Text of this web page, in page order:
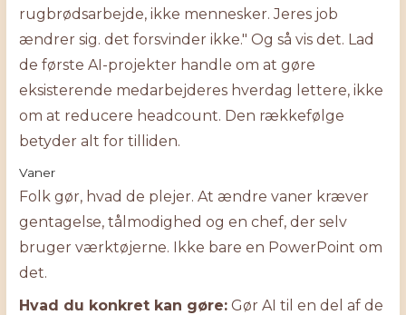
rugbrødsarbejde, ikke mennesker. Jeres job
ændrer sig. det forsvinder ikke." Og så vis det. Lad
de første AI-projekter handle om at gøre
eksisterende medarbejderes hverdag lettere, ikke
om at reducere headcount. Den rækkefølge
betyder alt for tilliden.
Vaner
Folk gør, hvad de plejer. At ændre vaner kræver
gentagelse, tålmodighed og en chef, der selv
bruger værktøjerne. Ikke bare en PowerPoint om
det.
Hvad du konkret kan gøre: Gør AI til en del af de